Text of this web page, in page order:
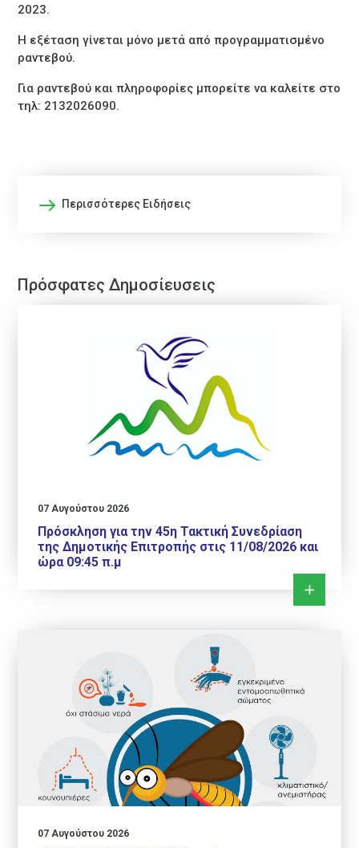
2023.
Η εξέταση γίνεται μόνο μετά από προγραμματισμένο
ραντεβού.
Για ραντεβού και πληροφορίες μπορείτε να καλείτε στο
τηλ: 2132026090.
Περισσότερες Ειδήσεις
Πρόσφατες Δημοσίευσεις
07 Αυγούστου 2026
Πρόσκληση για την 45η Τακτική Συνεδρίαση
της Δημοτικής Επιτροπής στις 11/08/2026 και
ώρα 09:45 π.μ
07 Αυγούστου 2026